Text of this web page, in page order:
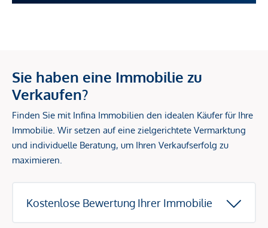
Sie haben eine Immobilie zu
Verkaufen?
Finden Sie mit Infina Immobilien den idealen Käufer für Ihre
Immobilie. Wir setzen auf eine zielgerichtete Vermarktung
und individuelle Beratung, um Ihren Verkaufserfolg zu
maximieren.
Kostenlose Bewertung Ihrer Immobilie